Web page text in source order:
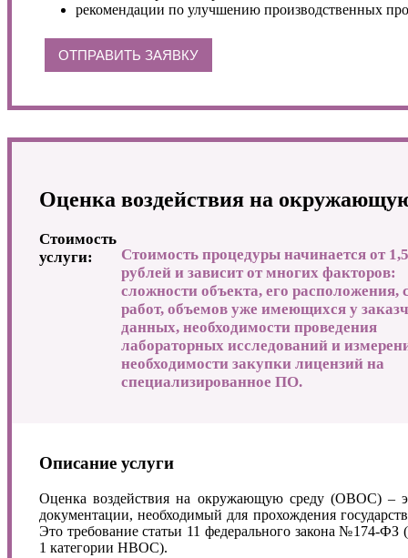
рекомендации по улучшению производственных
ОТПРАВИТЬ ЗАЯВКУ
Оценка воздействия на
Стоимость
услуги:
Стоимость процедуры начинается от
рублей и зависит от многих факторов:
сложности объекта, его расположения,
работ, объемов уже имеющихся у
данных, необходимости проведения
лабораторных исследований и
необходимости закупки лицензий на
специализированное ПО.
Описание услуги
Оценка воздействия на окружающую среду (ОВОС) –
документации, необходимый для прохождения
Это требование статьи 11 федерального закона №174-ФЗ
1 категории НВОС).